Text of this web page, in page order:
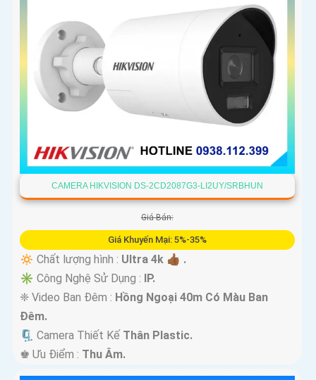
CAMERA HIKVISION DS-2CD2087G3-LI2UY/SRBHUN
Giá Bán:
Giá Khuyến Mại: 5%-35%
🔅 Chất lượng hình : Ultra 4k 👍🏾 .
✳️ Công Nghệ Sử Dụng : IP.
❈ Video Ban Đêm : Hồng Ngoại 40m Có Màu Ban
Ðêm.
🗜️ Camera Thiết Kế Thân Plastic.
️♚ Ưu Điểm : Thu Âm.